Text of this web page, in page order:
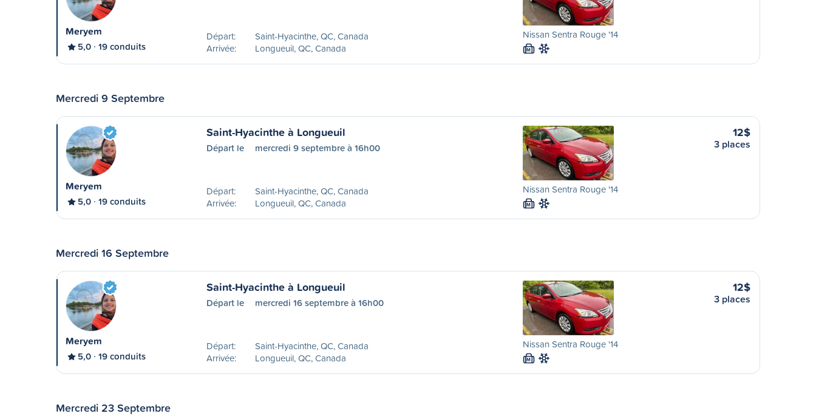
Meryem
5,0 19 conduits
Départ:
Saint-Hyacinthe, QC, Canada
Arrivée:
Longueuil, QC, Canada
Nissan Sentra Rouge '14
M
Mercredi 9 Septembre
Meryem
5,0 19 conduits
Saint-Hyacinthe à Longueuil
Départ le mercredi 9 septembre à 16h00
Départ:
Saint-Hyacinthe, QC, Canada
Arrivée:
Longueuil, QC, Canada
Nissan Sentra Rouge '14
M
12$
3 places
Mercredi 16 Septembre
Meryem
5,0 19 conduits
Saint-Hyacinthe à Longueuil
Départ le mercredi 16 septembre à 16h00
Départ:
Saint-Hyacinthe, QC, Canada
Arrivée:
Longueuil, QC, Canada
Nissan Sentra Rouge '14
M
12$
3 places
Mercredi 23 Septembre